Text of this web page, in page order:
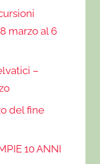
marzo al 6
–
del fine
10 ANNI